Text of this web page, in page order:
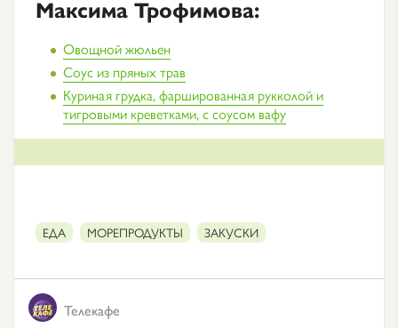
Максима Трофимова:
Овощной жюльен
Соус из пряных трав
Куриная грудка, фаршированная рукколой и
тигровыми креветками, с соусом вафу
ЕДА МОРЕПРОДУКТЫ ЗАКУСКИ
Телекафе